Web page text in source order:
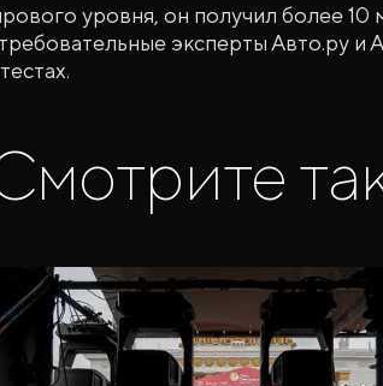
уровня, он получил более
эксперты Авто.ру